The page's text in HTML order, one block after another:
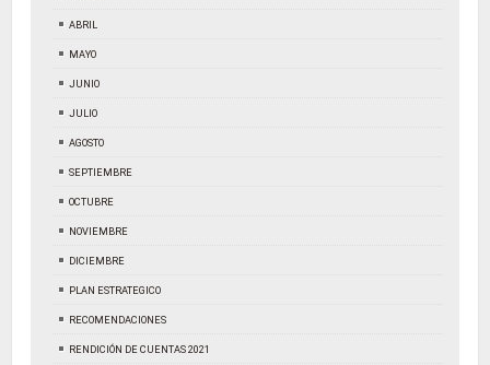
ABRIL
MAYO
JUNIO
JULIO
AGOSTO
SEPTIEMBRE
OCTUBRE
NOVIEMBRE
DICIEMBRE
PLAN ESTRATEGICO
RECOMENDACIONES
RENDICIÓN DE CUENTAS 2021